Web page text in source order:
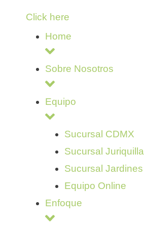
Home
Sobre Nosotros
Equipo
Sucursal CDMX
Sucursal Juriquilla
Sucursal Jardines
Equipo Online
Enfoque
Click here